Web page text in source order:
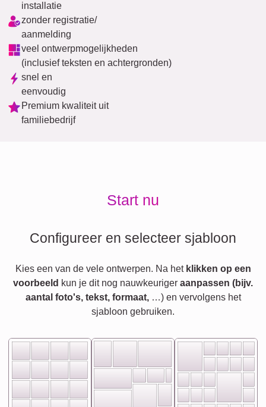
installatie
zonder registratie/
aanmelding
veel ontwerpmogelijkheden
(inclusief teksten en achtergronden)
snel en
eenvoudig
Premium kwaliteit uit
familiebedrijf
Start nu
Configureer en selecteer sjabloon
Kies een van de vele ontwerpen. Na het klikken op een
voorbeeld kun je dit nog nauwkeuriger aanpassen (bijv.
aantal foto's, tekst, formaat,…) en vervolgens het
sjabloon gebruiken.